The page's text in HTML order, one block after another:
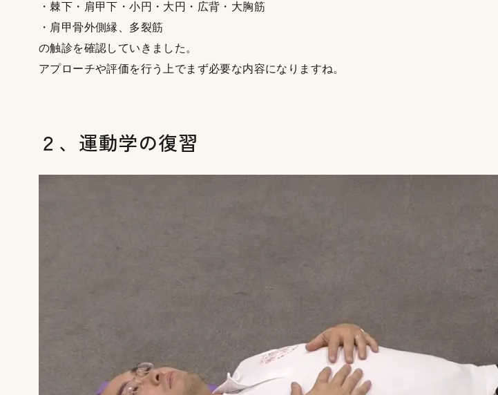
・棘下・肩甲下・小円・大円・広背・大胸筋
・肩甲骨外側縁、多裂筋
の触診を確認していきました。
アプローチや評価を行う上でまず必要な内容になりますね。
２、運動学の復習